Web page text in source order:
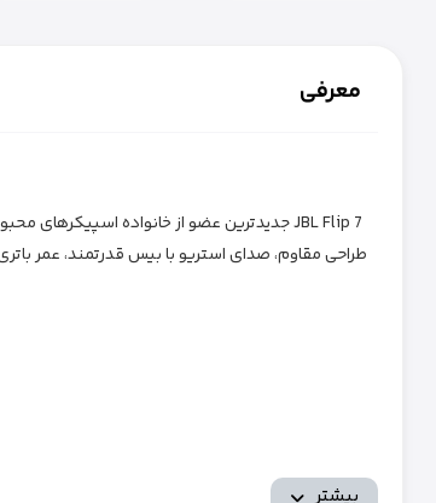
معرفی
بیشتر